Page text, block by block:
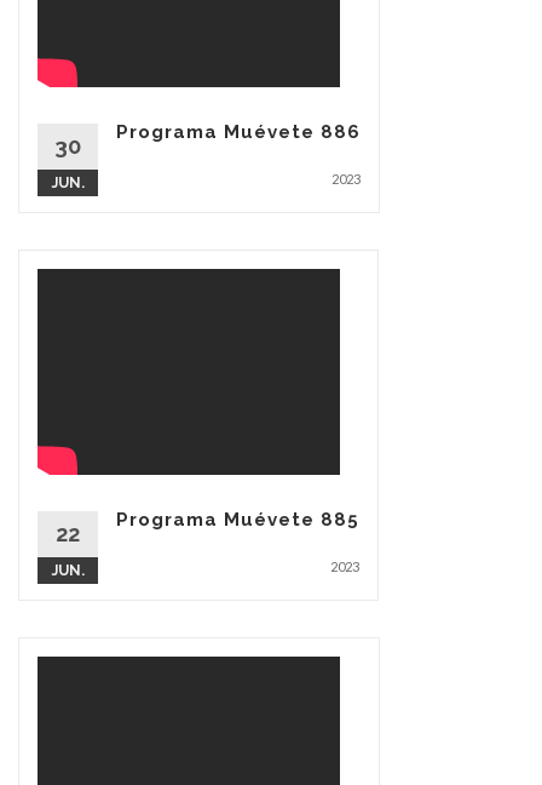
30
JUN.
Programa Muévete 886
2023
22
JUN.
Programa Muévete 885
2023